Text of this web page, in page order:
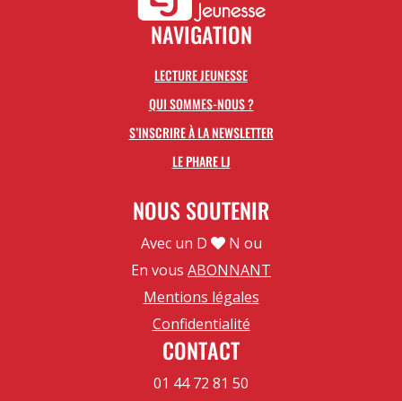
NAVIGATION
LECTURE JEUNESSE
QUI SOMMES-NOUS ?
S’INSCRIRE À LA NEWSLETTER
LE PHARE LJ
NOUS SOUTENIR
Avec un D
N ou
En vous ABONNANT
Mentions légales
Confidentialité
CONTACT
01 44 72 81 50